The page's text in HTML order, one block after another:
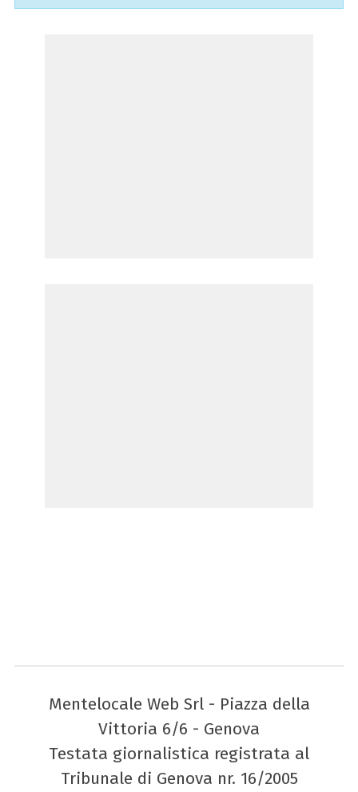
Mentelocale Web Srl - Piazza della
Vittoria 6/6 - Genova
Testata giornalistica registrata al
Tribunale di Genova nr. 16/2005